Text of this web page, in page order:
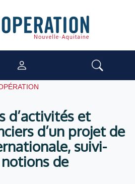
d’activités et
d’un projet de
suivi-
de